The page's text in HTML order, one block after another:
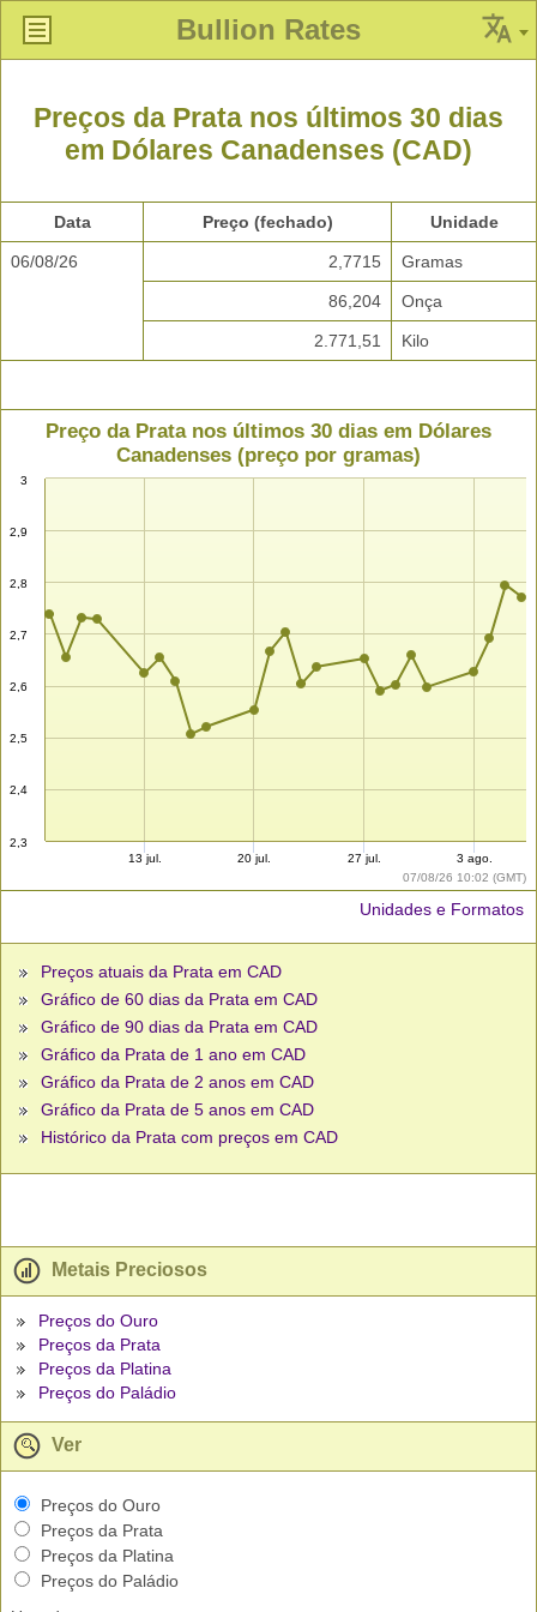
Bullion Rates
Preços da Prata nos últimos 30 dias
em Dólares Canadenses (CAD)
Data Preço (fechado) Unidade
06/08/26 2,7715 Gramas
86,204 Onça
2.771,51 Kilo
07/08/26 10:02 (GMT)
Preço da Prata nos últimos 30 dias em Dólares
Canadenses (preço por gramas)
2,3
2,4
2,5
2,6
2,7
2,8
2,9
3
13 jul. 20 jul. 27 jul. 3 ago.
Unidades e Formatos
Preços atuais da Prata em CAD
Gráfico de 60 dias da Prata em CAD
Gráfico de 90 dias da Prata em CAD
Gráfico da Prata de 1 ano em CAD
Gráfico da Prata de 2 anos em CAD
Gráfico da Prata de 5 anos em CAD
Histórico da Prata com preços em CAD
Metais Preciosos
Preços do Ouro
Preços da Prata
Preços da Platina
Preços do Paládio
Ver
Preços do Ouro
Preços da Prata
Preços da Platina
Preços do Paládio